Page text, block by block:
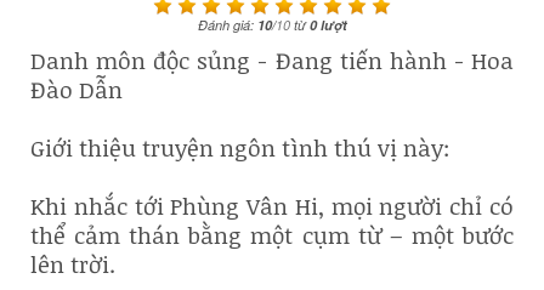
Đánh giá: 10/10từ0lượt
Danh môn độc sủng - Đang tiến hành - Hoa
Đào Dẫn
Giới thiệu truyện ngôn tình thú vị này:
Khi nhắc tới Phùng Vân Hi, mọi người chỉ có
thể cảm thán bằng một cụm từ – một bước
lên trời.